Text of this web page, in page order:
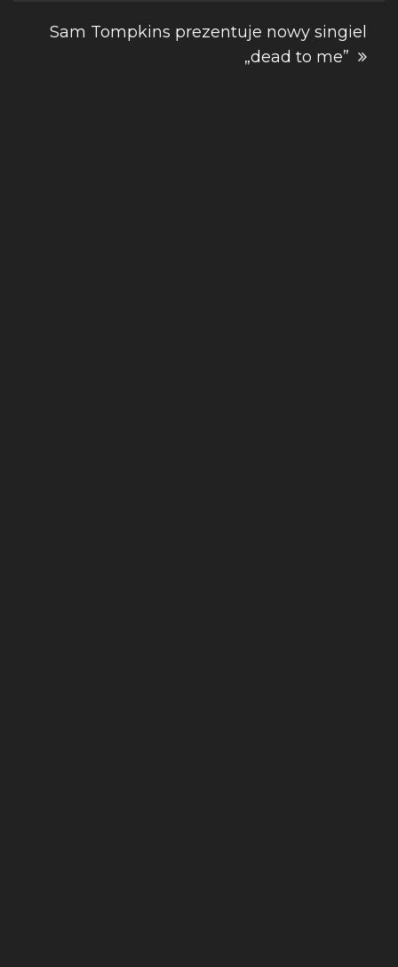
Sam Tompkins prezentuje nowy singiel
„dead to me”